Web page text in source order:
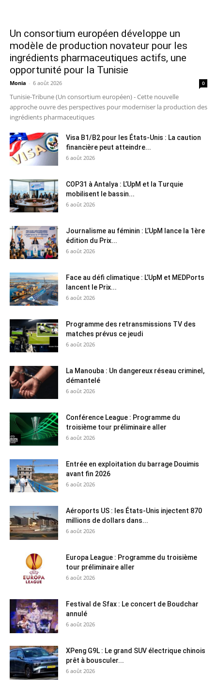
Un consortium européen développe un
modèle de production novateur pour les
ingrédients pharmaceutiques actifs, une
opportunité pour la Tunisie
Monia - 6 août 2026 0
Tunisie-Tribune (Un consortium européen) - Cette nouvelle
approche ouvre des perspectives pour moderniser la production des
ingrédients pharmaceutiques
Visa B1/B2 pour les États-Unis : La caution
financière peut atteindre...
6 août 2026
COP31 à Antalya : L’UpM et la Turquie
mobilisent le bassin...
6 août 2026
Journalisme au féminin : L’UpM lance la 1ère
édition du Prix...
6 août 2026
Face au défi climatique : L’UpM et MEDPorts
lancent le Prix...
6 août 2026
Programme des retransmissions TV des
matches prévus ce jeudi
6 août 2026
La Manouba : Un dangereux réseau criminel,
démantelé
6 août 2026
Conférence League : Programme du
troisième tour préliminaire aller
6 août 2026
Entrée en exploitation du barrage Douimis
avant fin 2026
6 août 2026
Aéroports US : les États-Unis injectent 870
millions de dollars dans...
6 août 2026
Europa League : Programme du troisième
tour préliminaire aller
6 août 2026
Festival de Sfax : Le concert de Boudchar
annulé
6 août 2026
XPeng G9L : Le grand SUV électrique chinois
prêt à bousculer...
6 août 2026